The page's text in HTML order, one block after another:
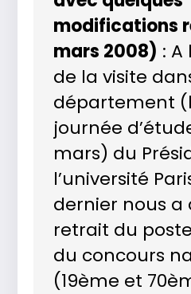
modifications
mars 2008) : A
de la visite
département
journée
mars) du
l’université
dernier nous a
retrait du poste
du concours
(19ème et